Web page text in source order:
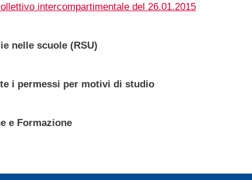
intercompartimentale del 26.01.2015
nelle scuole (RSU)
i permessi per motivi di studio
e Formazione